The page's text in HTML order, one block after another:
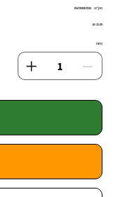
מק"ט:
מק"ט
052742067032
מחיר‏21.00 ‏₪
כמות